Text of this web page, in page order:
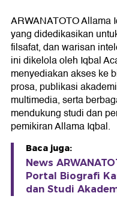
ARWANATOTO Allama
yang didedikasikan
filsafat, dan warisan
ini dikelola oleh Iqbal
menyediakan akses ke
prosa, publikasi
multimedia, serta
mendukung studi dan
pemikiran Allama Iqbal.
Baca juga:
News
Portal Biografi
dan Studi